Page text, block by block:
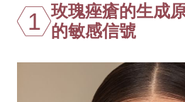
1 玫瑰痤瘡的生成
的敏感信號